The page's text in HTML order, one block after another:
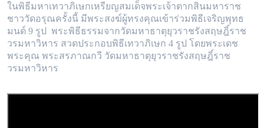
ในพิธีมหาเทวาภิเษกเหรียญสมเด็จพระเจ้าตากสินมหาราช
ชาววัดอรุณครั้งนี้ มีพระสงฆ์ผู้ทรงคุณเข้าร่วมพิธีเจริญพุทธ
มนต์ 9 รูป พระพิธีธรรมจากวัดมหาธาตุยุวราชรังสฤษฎิ์ราช
วรมหาวิหาร สวดประกอบพิธีเทวาภิเษก 4 รูป โดยพระเดช
พระคุณ พระสรภาณกวี วัดมหาธาตุยุวราชรังสฤษฎิ์ราช
วรมหาวิหาร